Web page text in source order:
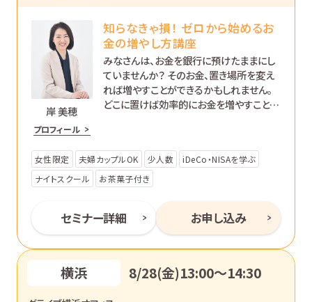
岸 美穂
プロフィール
知らなきゃ損！ ゼロから始めるお
金の増やし方講座
みなさんは、お金を銀行に預けたままにし
ていませんか？ そのお金、置き場所を変え
れば増やすことができるかもしれません。
どこに置けば効率的にお金を増やすことが
女性限定 夫婦カップルOK 少人数
iDeCo・NISAを学ぶ
ナイトスクール
お茶菓子付き
セミナー詳細 お申し込み
横浜 8/28(金)13:00〜14:30